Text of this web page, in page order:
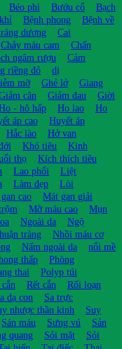
Béo phì Bướu cổ
Bạch
Bệnh phong
Bệnh về
dương
Cai
Chảy máu cam
Chấn
ngâm rượu
Cảm
riềng đỏ
dị
mỡ Ghẻ lở
Giang
cân Giảm đau
Giời
- hô hấp Ho lao
Ho
áp cao
Huyết áp
Hắc lào
Hở van
Khó tiêu
Kinh
thọ
Kích thích tiêu
Lao phổi
Liệt
Làm đẹp
Lòi
cao
Mát gan giải
Mỡ máu cao
Mụn
Ngoài da
Ngộ
tràng
Nhồi máu cơ
Nấm ngoài da
nổi mề
thấp
Phòng
thai
Polyp túi
Rết cắn
Rối loạn
dạ con
Sa trực
nhược thần kinh
Suy
Sán máu Sưng vú
Sản
quang Sỏi mật
Sỏi